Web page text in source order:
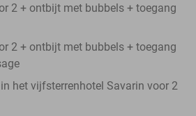
2 + ontbijt met bubbels + toegang
2 + ontbijt met bubbels + toegang
het vijfsterrenhotel Savarin voor 2